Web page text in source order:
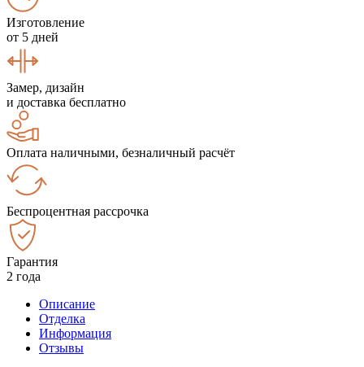
Изготовление
от 5 дней
Замер, дизайн
и доставка бесплатно
Оплата наличными, безналичный расчёт
Беспроцентная рассрочка
Гарантия
2 года
Описание
Отделка
Информация
Отзывы